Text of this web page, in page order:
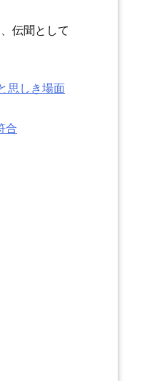
伝聞として
思しき場面
合